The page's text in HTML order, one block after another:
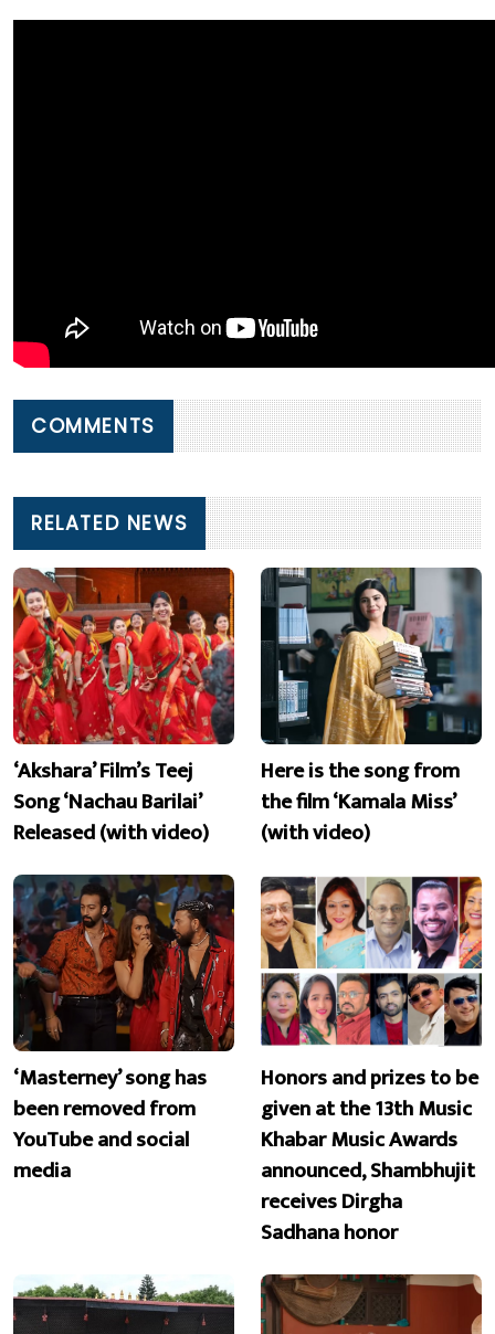
COMMENTS
RELATED NEWS
‘Akshara’ Film’s Teej
Song ‘Nachau Barilai’
Released (with video)
Here is the song from
the film ‘Kamala Miss’
(with video)
‘Masterney’ song has
been removed from
YouTube and social
media
Honors and prizes to be
given at the 13th Music
Khabar Music Awards
announced, Shambhujit
receives Dirgha
Sadhana honor